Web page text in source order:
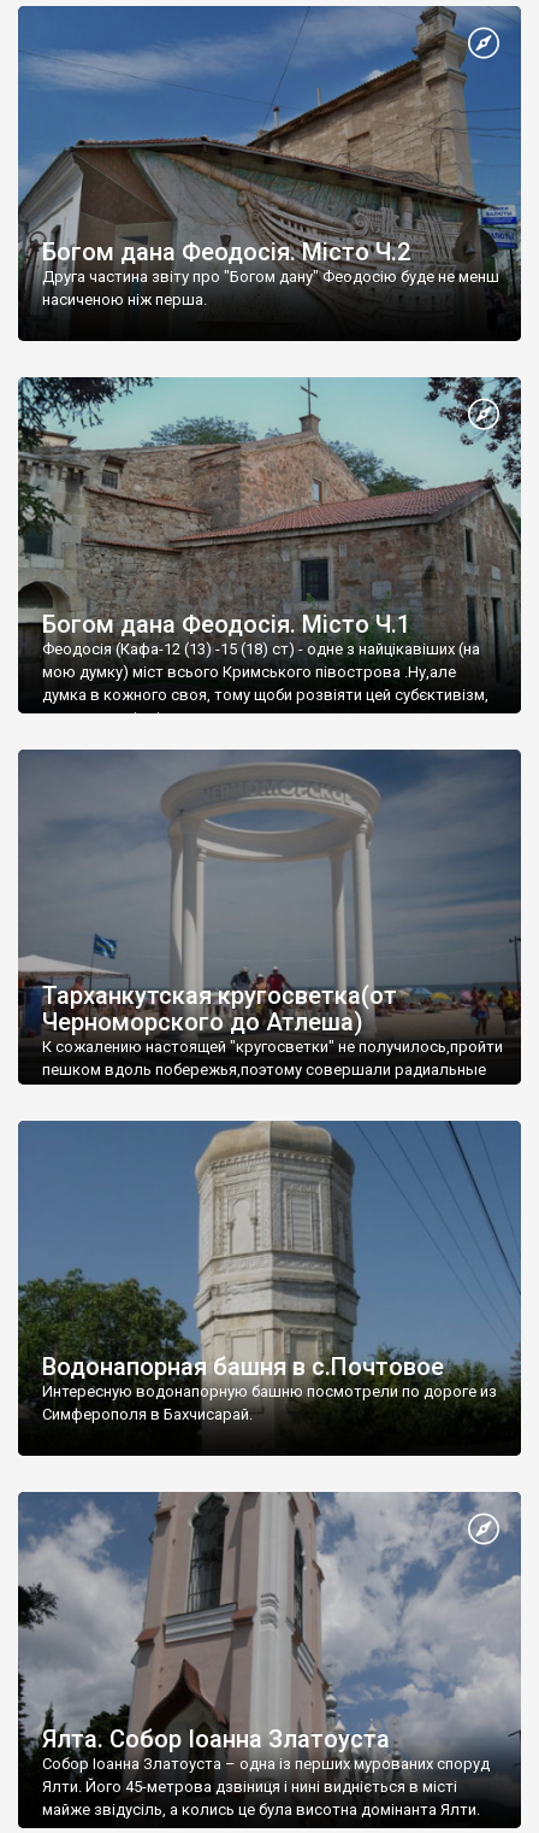
Богом дана Феодосія. Місто Ч.2
Друга частина звіту про "Богом дану" Феодосію буде не менш
насиченою ніж перша.
Богом дана Феодосія. Місто Ч.1
Феодосія (Кафа-12 (13) -15 (18) ст) - одне з найцікавіших (на
мою думку) міст всього Кримського півострова .Ну,але
думка в кожного своя, тому щоби розвіяти цей субєктивізм,
запрошую відвідати це
Тарханкутская кругосветка(от
Черноморского до Атлеша)
К сожалению настоящей "кругосветки" не получилось,пройти
пешком вдоль побережья,поэтому совершали радиальные
Водонапорная башня в с.Почтовое
Интересную водонапорную башню посмотрели по дороге из
Симферополя в Бахчисарай.
Ялта. Собор Іоанна Златоуста
Собор Іоанна Златоуста – одна із перших мурованих споруд
Ялти. Його 45-метрова дзвіниця і нині видніється в місті
майже звідусіль, а колись це була висотна домінанта Ялти.